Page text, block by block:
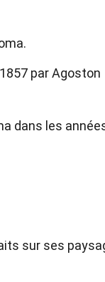
par Agoston
dans les
sur ses